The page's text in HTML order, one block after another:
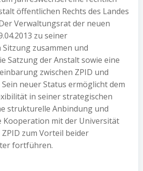
öffentlichen Rechts des Landes
Verwaltungsrat der neuen
zu seiner
zusammen und
Satzung der Anstalt sowie eine
zwischen ZPID und
neuer Status ermöglicht dem
in seiner strategischen
strukturelle Anbindung und
Kooperation mit der Universität
zum Vorteil beider
fortführen.